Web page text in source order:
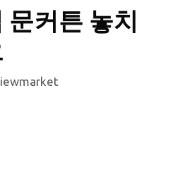
문커튼 놓치